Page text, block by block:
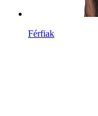
Férfiak